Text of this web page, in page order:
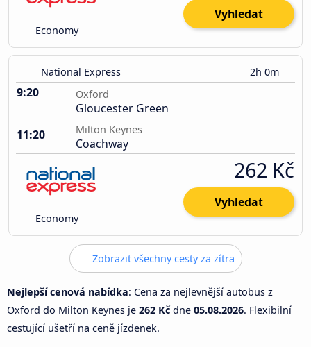
Economy
Vyhledat
National Express 2h 0m
9:20 Oxford
Gloucester Green
11:20
Milton Keynes
Coachway
Economy
262 Kč
Vyhledat
Zobrazit všechny cesty za zítra
Nejlepší cenová nabídka: Cena za nejlevnější autobus z
Oxford do Milton Keynes je 262 Kč dne 05.08.2026. Flexibilní
cestující ušetří na ceně jízdenek.